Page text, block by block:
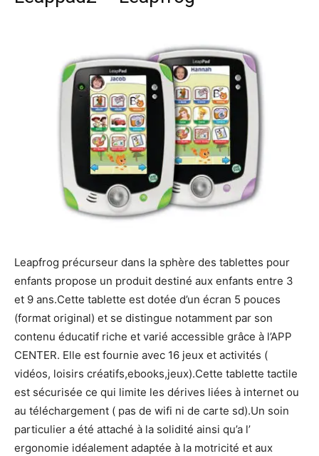
Leapfrog précurseur dans la sphère des tablettes pour
enfants propose un produit destiné aux enfants entre 3
et 9 ans.Cette tablette est dotée d’un écran 5 pouces
(format original) et se distingue notamment par son
contenu éducatif riche et varié accessible grâce à l’APP
CENTER. Elle est fournie avec 16 jeux et activités (
vidéos, loisirs créatifs,ebooks,jeux).Cette tablette tactile
est sécurisée ce qui limite les dérives liées à internet ou
au téléchargement ( pas de wifi ni de carte sd).Un soin
particulier a été attaché à la solidité ainsi qu’a l’
ergonomie idéalement adaptée à la motricité et aux